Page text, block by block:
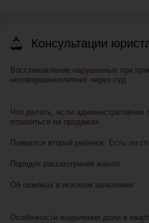
Консультации
Восстановление нарушенных при
несовершеннолетних через суд
Что делать, если административное
отразиться на продажах
Появился второй ребенок. Есть ли
Порядок рассмотрения жалоб
Об ошибках в исковом заявлении
Особенности выделения доли в